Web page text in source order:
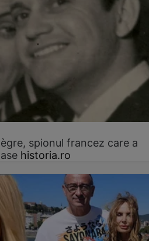
spionul francez care a
historia.ro